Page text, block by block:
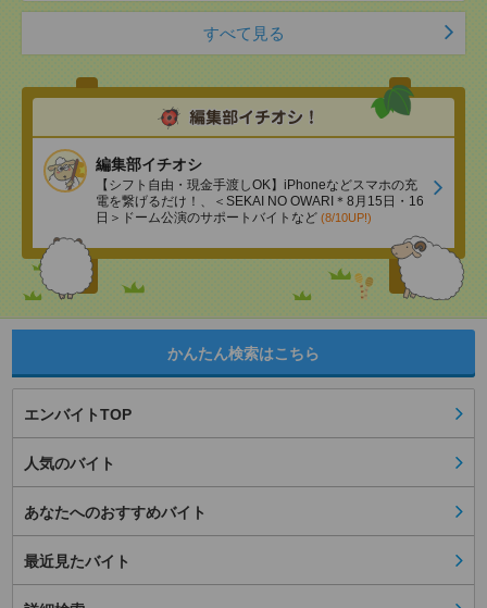
すべて見る
編集部イチオシ
【シフト自由・現金手渡しOK】iPhoneなどスマホの充
電を繋げるだけ！、＜SEKAI NO OWARI＊8月15日・16
日＞ドーム公演のサポートバイトなど (8/10UP!)
かんたん検索はこちら
エンバイトTOP
人気のバイト
あなたへのおすすめバイト
最近見たバイト